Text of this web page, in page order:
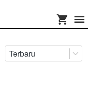
Terbaru